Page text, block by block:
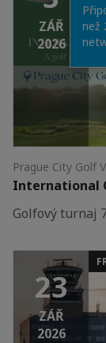
ZÁŘ
2026
Prague City Golf
International
Golfový turnaj
23
ZÁŘ
2026
než